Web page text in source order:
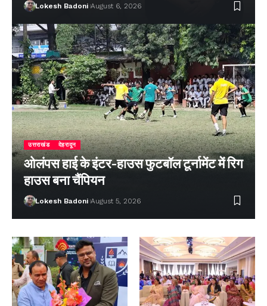
Lokesh Badoni August 6, 2026
उत्तराखंड देहरादून
ओलंपस हाई के इंटर-हाउस फुटबॉल टूर्नामेंट में रिग
हाउस बना चैंपियन
Lokesh Badoni August 5, 2026